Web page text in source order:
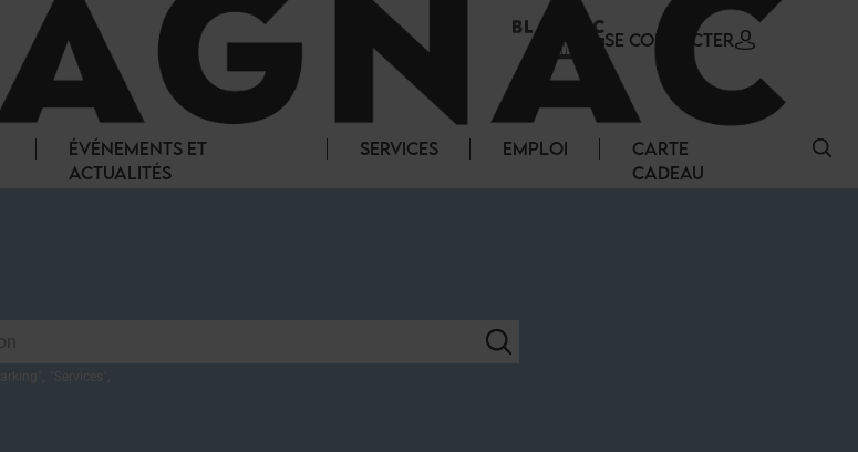
SE CONNECTER
ÉVÉNEMENTS ET
ACTUALITÉS
SERVICES EMPLOI
CARTE
CADEAU